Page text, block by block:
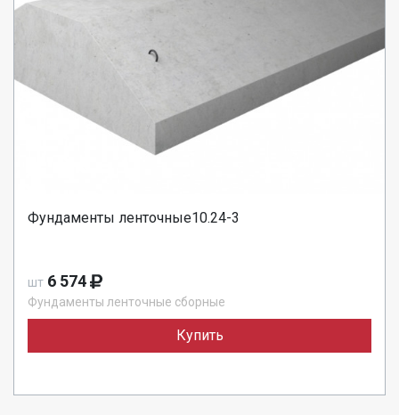
Фундаменты ленточные10.24-3
шт 6 574
Фундаменты ленточные сборные
Купить